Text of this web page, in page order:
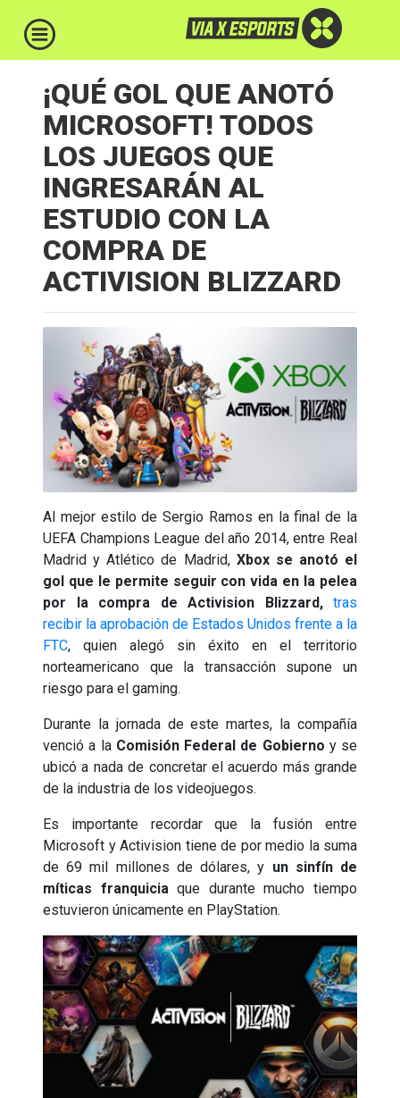
¡QUÉ GOL QUE ANOTÓ
MICROSOFT! TODOS
LOS JUEGOS QUE
INGRESARÁN AL
ESTUDIO CON LA
COMPRA DE
ACTIVISION BLIZZARD
Al mejor estilo de Sergio Ramos en la final de la
UEFA Champions League del año 2014, entre Real
Madrid y Atlético de Madrid, Xbox se anotó el
gol que le permite seguir con vida en la pelea
por la compra de Activision Blizzard,
tras
recibir la aprobación de Estados Unidos frente a la
FTC, quien alegó sin éxito en el territorio
norteamericano que la transacción supone un
riesgo para el gaming.
Durante la jornada de este martes, la compañía
venció a la Comisión Federal de Gobierno y se
ubicó a nada de concretar el acuerdo más grande
de la industria de los videojuegos.
Es importante recordar que la fusión entre
Microsoft y Activision tiene de por medio la suma
de 69 mil millones de dólares, y un sinfín de
míticas franquicia que durante mucho tiempo
estuvieron únicamente en PlayStation.